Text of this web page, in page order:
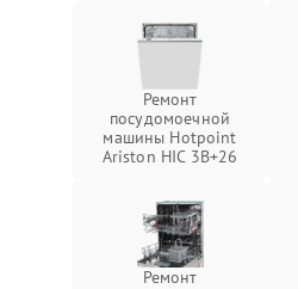
Ремонт
посудомоечной
машины Hotpoint
Ariston HIC 3B+26
Ремонт